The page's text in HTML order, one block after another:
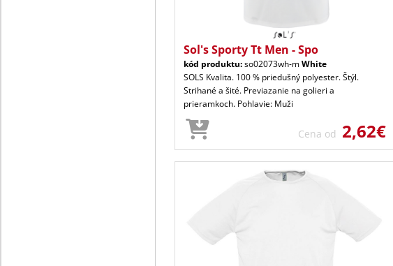
Sol's Sporty Tt Men - Spo
kód produktu:so02073wh-mWhite
SOLS Kvalita. 100 % priedušný polyester. Štýl.
Strihané a šité. Previazanie na golieri a
prieramkoch. Pohlavie: Muži
Cena od 2,62€